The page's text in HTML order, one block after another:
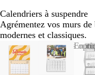
Calendriers à suspendre
Agrémentez vos murs de
modernes et classiques.
NouvellesEn
Diapositives